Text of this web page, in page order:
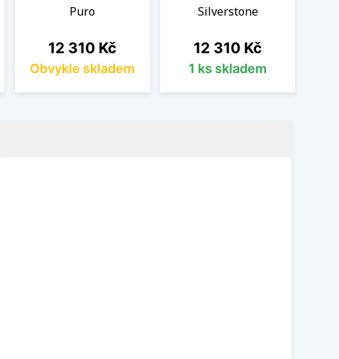
Puro
Cena
12 310 Kč
Obvykle skladem
Silverstone
Cena
12 310 Kč
1 ks skladem